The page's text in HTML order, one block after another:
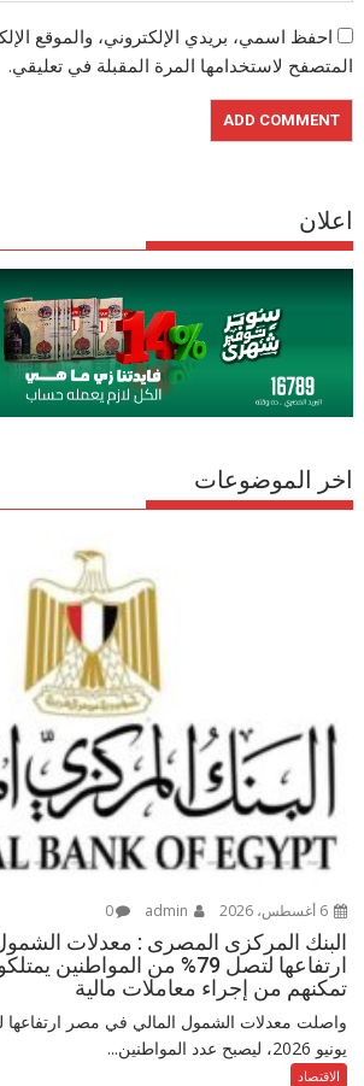
احفظ اسمي، بريدي الإلكتروني، والموقع
المتصفح لاستخدامها المرة المقبلة في تعليقي.
اعلان
اخر الموضوعات
6 أغسطس، 2026 0
البنك المركزى المصرى : معدلات
ارتفاعها لتصل 79% من
تمكنهم من إجراء معاملات مالية
يونيو 2026، ليصبح عدد المواطنين...
الاقتصاد